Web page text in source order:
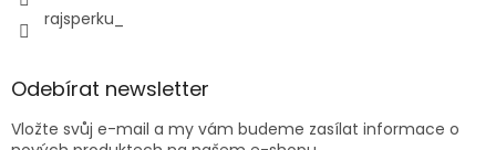
rajsperku_
Odebírat newsletter
Vložte svůj e-mail a my vám budeme zasílat informace o